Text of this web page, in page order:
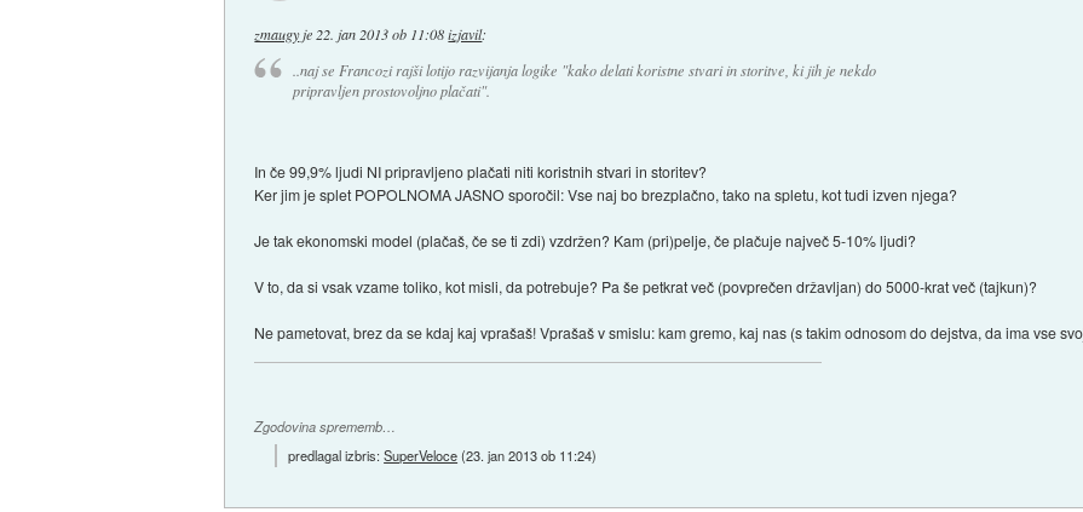
zmaugyje 22. jan 2013 ob 11:08 izjavil:
..naj se Francozi rajši lotijo razvijanja logike "kako delati koristne stvari in storitve, ki jih je nekdo
pripravljen prostovoljno plačati".
In če 99,9% ljudi NI pripravljeno plačati niti koristnih stvari in storitev?
Ker jim je splet POPOLNOMA JASNO sporočil: Vse naj bo brezplačno, tako na spletu, kot tudi izven njega?
Je tak ekonomski model (plačaš, če se ti zdi) vzdržen? Kam (pri)pelje, če plačuje največ 5-10% ljudi?
V to, da si vsak vzame toliko, kot misli, da potrebuje? Pa še petkrat več (povprečen državljan) do 5000-krat več (tajkun)?
Ne pametovat, brez da se kdaj kaj vprašaš! Vprašaš v smislu: kam gremo, kaj nas (s takim odnosom do dejstva, da ima vse
Zgodovina sprememb…
predlagal izbris:SuperVeloce(23. jan 2013 ob 11:24)